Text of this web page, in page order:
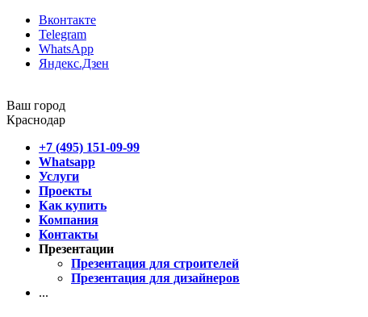
Вконтакте
Telegram
WhatsApp
Яндекс.Дзен
Ваш город
Краснодар
+7 (495) 151-09-99
Whatsapp
Услуги
Проекты
Как купить
Компания
Контакты
Презентации
Презентация для строителей
Презентация для дизайнеров
...